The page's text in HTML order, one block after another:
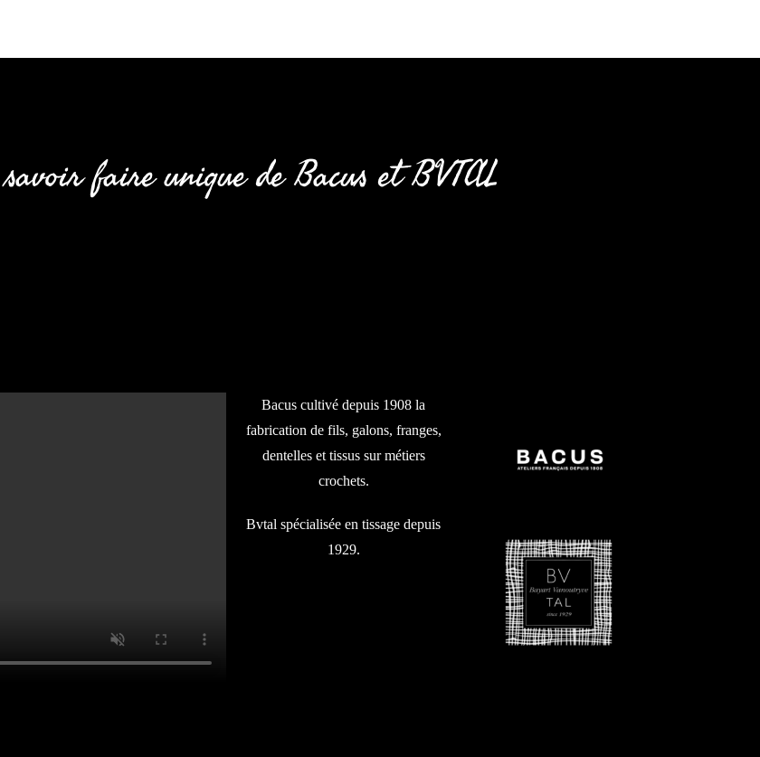
faire unique de Bacus et BVTAL
Bacus cultivé depuis 1908 la
fabrication de fils, galons, franges,
dentelles et tissus sur métiers
crochets.
Bvtal spécialisée en tissage depuis
1929.